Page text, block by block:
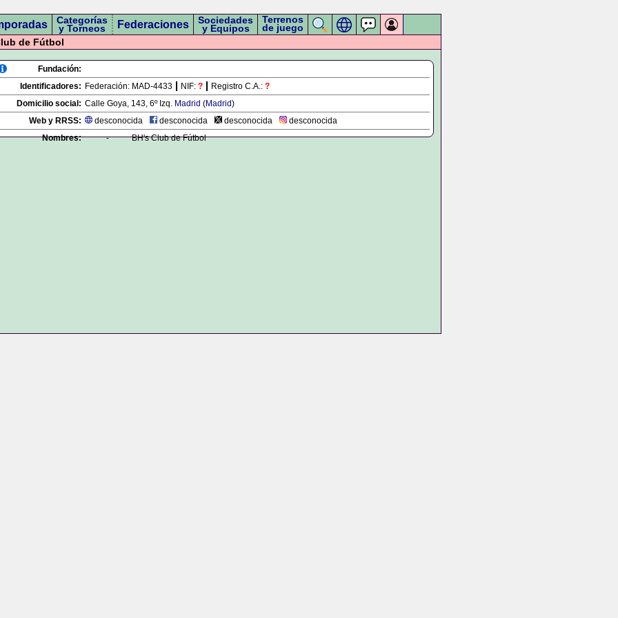
Categorías
y Torneos Federaciones Sociedades
y Equipos
Terrenos
de juego
de Fútbol
Fundación:
Identificadores: Federación: MAD-4433 NIF: ? Registro C.A.: ?
Domicilio social: Calle Goya, 143, 6º Izq. Madrid (Madrid)
Web y RRSS:
desconocida desconocida desconocida
desconocida
Nombres:
- BH's Club de Fútbol